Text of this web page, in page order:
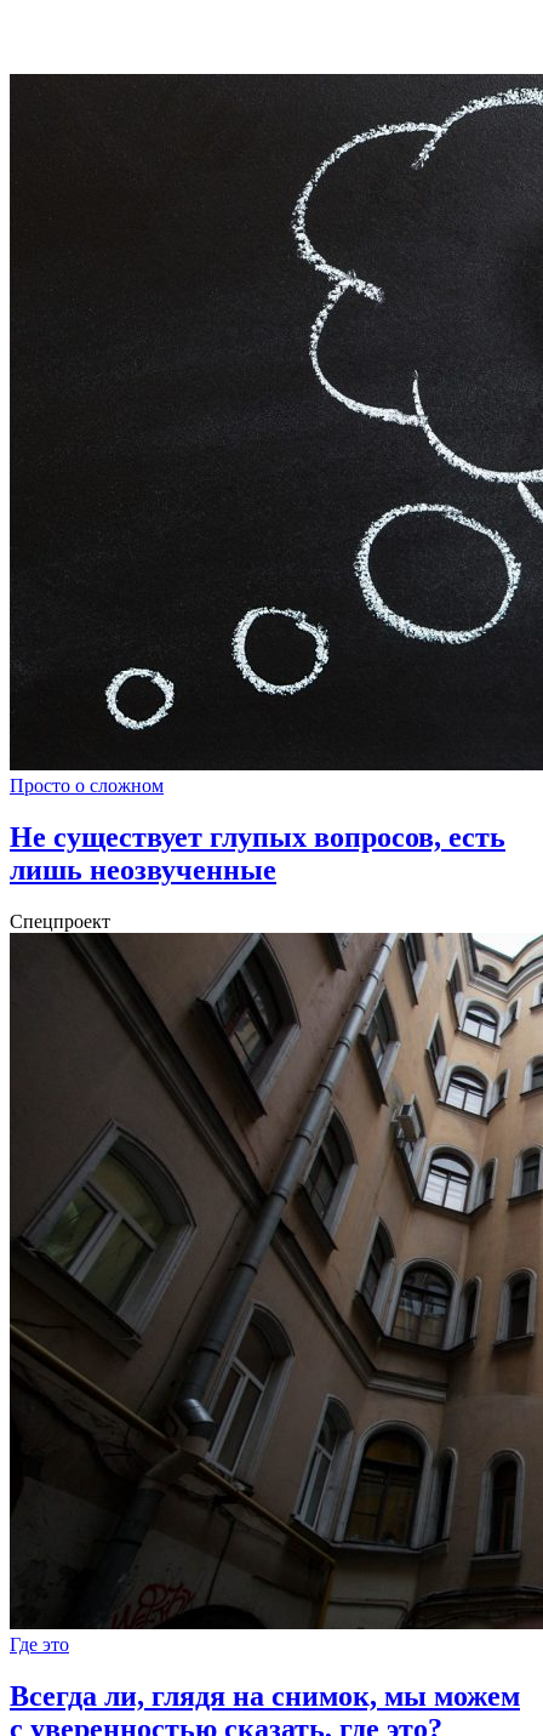
Просто о сложном
Не существует глупых вопросов, есть
лишь неозвученные
Спецпроект
Где это
Всегда ли, глядя на снимок, мы можем
с уверенностью сказать, где это?